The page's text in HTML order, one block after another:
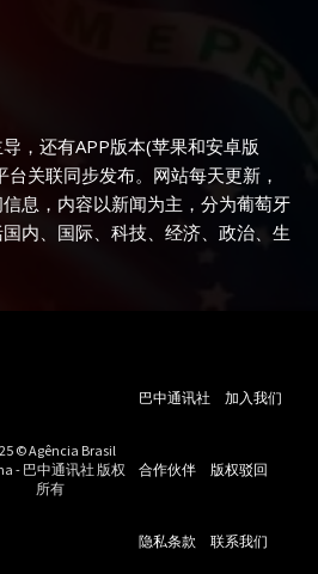
，还有APP版本(苹果和安卓版
关联同步发布。网站每天更新，
息，内容以新闻为主，分为葡萄牙
内、国际、科技、经济、政治、生
© Agência Brasil
- 巴中通讯社 版权
所有
巴中通讯社 加入我们
合作伙伴 版权驳回
隐私条款 联系我们